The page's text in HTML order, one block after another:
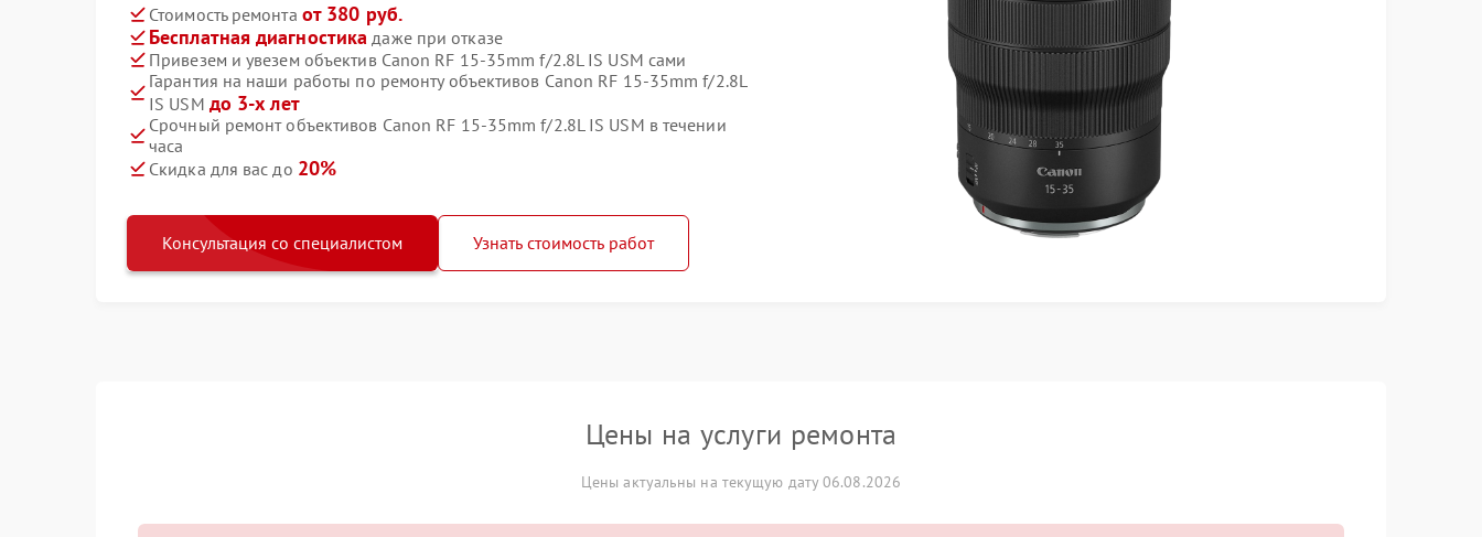
Стоимость ремонта от 380 руб.
Бесплатная диагностика даже при отказе
Привезем и увезем объектив Canon RF 15‑35mm f/2.8L IS USM сами
Гарантия на наши работы по ремонту объективов Canon RF 15‑35mm f/2.8L
IS USM до 3-х лет
Срочный ремонт объективов Canon RF 15‑35mm f/2.8L IS USM в течении
часа
Скидка для вас до 20%
Консультация со специалистом Узнать стоимость работ
Цены на услуги ремонта
Цены актуальны на текущую дату 06.08.2026